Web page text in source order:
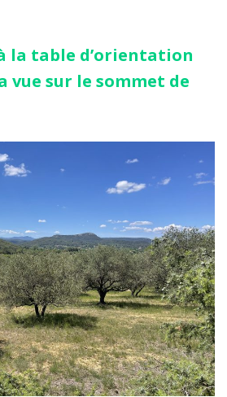
la table d’orientation
vue sur le sommet de